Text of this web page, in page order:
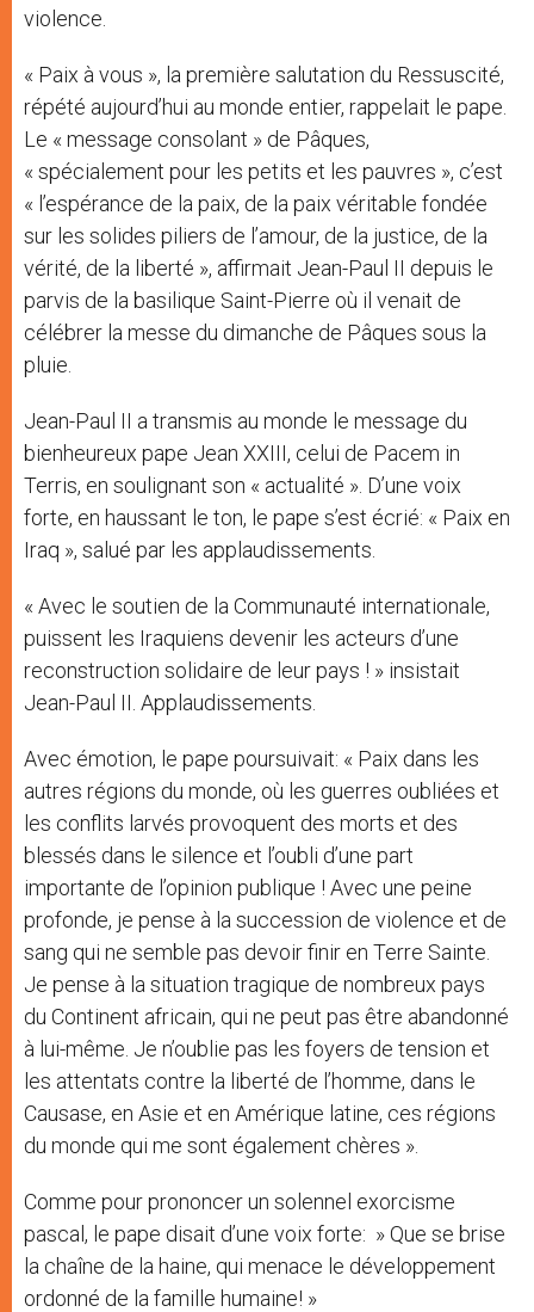
violence.
« Paix à vous », la première salutation du Ressuscité,
répété aujourd’hui au monde entier, rappelait le pape.
Le « message consolant » de Pâques,
« spécialement pour les petits et les pauvres », c’est
« l’espérance de la paix, de la paix véritable fondée
sur les solides piliers de l’amour, de la justice, de la
vérité, de la liberté », affirmait Jean-Paul II depuis le
parvis de la basilique Saint-Pierre où il venait de
célébrer la messe du dimanche de Pâques sous la
pluie.
Jean-Paul II a transmis au monde le message du
bienheureux pape Jean XXIII, celui de Pacem in
Terris, en soulignant son « actualité ». D’une voix
forte, en haussant le ton, le pape s’est écrié: « Paix en
Iraq », salué par les applaudissements.
« Avec le soutien de la Communauté internationale,
puissent les Iraquiens devenir les acteurs d’une
reconstruction solidaire de leur pays ! » insistait
Jean-Paul II. Applaudissements.
Avec émotion, le pape poursuivait: « Paix dans les
autres régions du monde, où les guerres oubliées et
les conflits larvés provoquent des morts et des
blessés dans le silence et l’oubli d’une part
importante de l’opinion publique ! Avec une peine
profonde, je pense à la succession de violence et de
sang qui ne semble pas devoir finir en Terre Sainte.
Je pense à la situation tragique de nombreux pays
du Continent africain, qui ne peut pas être abandonné
à lui-même. Je n’oublie pas les foyers de tension et
les attentats contre la liberté de l’homme, dans le
Causase, en Asie et en Amérique latine, ces régions
du monde qui me sont également chères ».
Comme pour prononcer un solennel exorcisme
pascal, le pape disait d’une voix forte: » Que se brise
la chaîne de la haine, qui menace le développement
ordonné de la famille humaine! »